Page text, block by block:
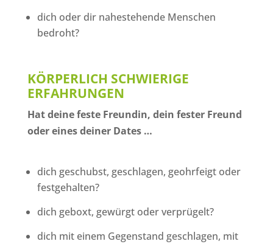
dich oder dir nahestehende Menschen
bedroht?
KÖRPERLICH SCHWIERIGE
ERFAHRUNGEN
Hat deine feste Freundin, dein fester Freund
oder eines deiner Dates …
dich geschubst, geschlagen, geohrfeigt oder
festgehalten?
dich geboxt, gewürgt oder verprügelt?
dich mit einem Gegenstand geschlagen, mit